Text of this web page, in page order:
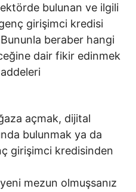
bulunan ve ilgili
girişimci kredisi
beraber hangi
dair fikir edinmek
açmak, dijital
bulunmak ya da
girişimci kredisinden
mezun olmuşsanız